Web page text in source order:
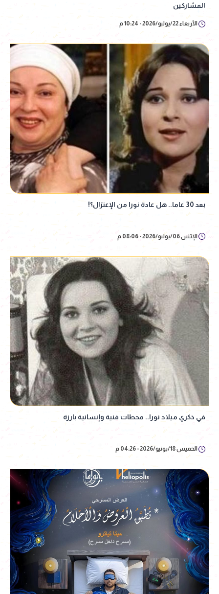
المشاركين
الأربعاء 22/يوليو/2026 - 10:24 م
بعد 30 عاما.. هل عادة نورا من الإعتزال؟!
الإثنين 06/يوليو/2026 - 08:06 م
في ذكري ميلاد نورا.. محطات فنية وإنسانية بارزة
الخميس 18/يونيو/2026 - 04:26 م